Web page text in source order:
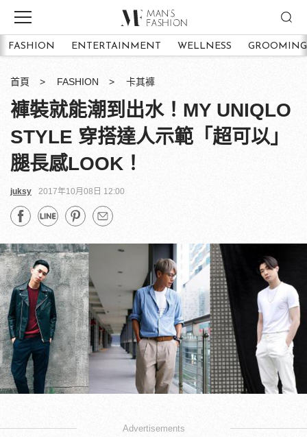
FASHION ENTERTAINMENT WELLNESS GROOMING
首頁 FASHION 卡其褲
褲裝就能潮到出水！MY UNIQLO
STYLE 穿搭達人示範「超可以」
腿長感LOOK！
juksy 2017年10月08日 12:00
Advertisements